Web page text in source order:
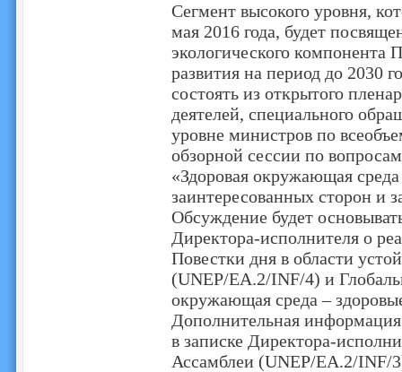
Сегмент высокого уровня,
мая 2016 года, будет
экологического компонента
развития на период до 2030
состоять из открытого
деятелей, специального
уровне министров по
обзорной сессии по
«Здоровая окружающая
заинтересованных сторон и
Обсуждение будет
Директора-исполнителя о
Повестки дня в области
(UNEP/EA.2/INF/4) и
окружающая среда –
Дополнительная информация
в записке Директора-
Ассамблеи (UNEP/EA.2/INF/